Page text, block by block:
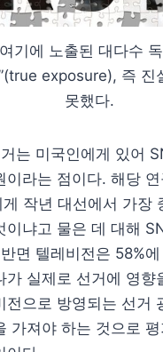
기에 노출된 대다수
exposure), 즉 진
못했다.
는 미국인에게 있어
이라는 점이다. 해당
게 작년 대선에서 가장
이냐고 물은 데 대해
면 텔레비전은 58%
가 실제로 선거에 영향
전으로 방영되는 선거
가져야 하는 것으로